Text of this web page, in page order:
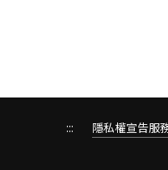
::: 隱私權宣告服